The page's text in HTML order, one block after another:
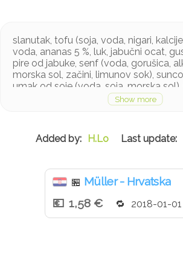
slanutak, tofu (soja, voda, nigari,
voda, ananas 5 %, luk, jabučni ocat,
pire od jabuke, senf (voda, gorušica,
morska sol, začini, limunov sok),
umak od soje (voda, soja, morska sol),
(sadrži celer), morska sol
Proizvod sadrži soju, gorušicu i celer
H.Lo
🏪 Müller - Hrvatska
1,58 €
2018-01-01